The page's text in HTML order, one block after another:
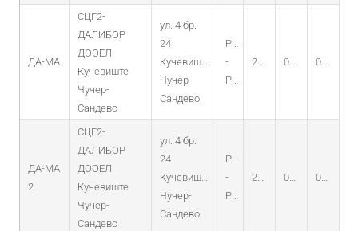
ДА-МА
СЦГ2-
ДАЛИБОР
ДООЕЛ
Кучевиште
Чучер-
Сандево
ул. 4 бр.
24
Кучевиште
Чучер-
Сандево
PO
-
PV
25.07.2014 09.07.2014 09.07.2029
ДА-МА
2
СЦГ2-
ДАЛИБОР
ДООЕЛ
Кучевиште
Чучер-
Сандево
ул. 4 бр.
24
Кучевиште
Чучер-
Сандево
PO
-
PV
25.07.2014 09.07.2014 09.07.2029